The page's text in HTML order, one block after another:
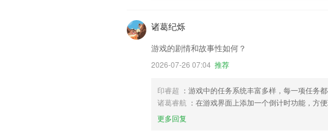
诸葛纪烁
游戏的剧情和故事性如何？
2026-07-26 07:04 推荐
印睿超 ：游戏中的任务系统丰富多样，每一项任务
诸葛睿航 ：在游戏界面上添加一个倒计时功能，方
更多回复